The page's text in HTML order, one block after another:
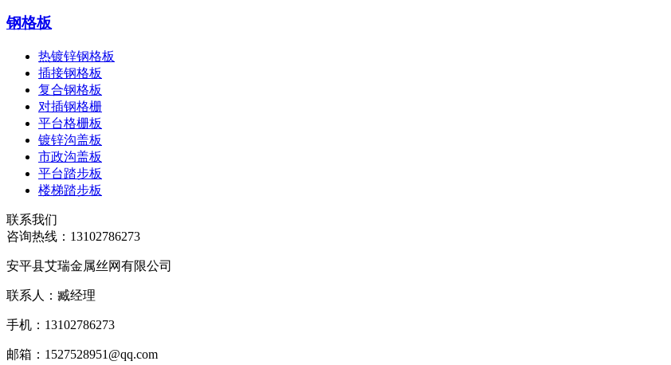
钢格板
热镀锌钢格板
插接钢格板
复合钢格板
对插钢格栅
平台格栅板
镀锌沟盖板
市政沟盖板
平台踏步板
楼梯踏步板
联系我们
咨询热线： 13102786273
安平县艾瑞金属丝网有限公司
联系人：臧经理
手机：13102786273
邮箱：1527528951@qq.com